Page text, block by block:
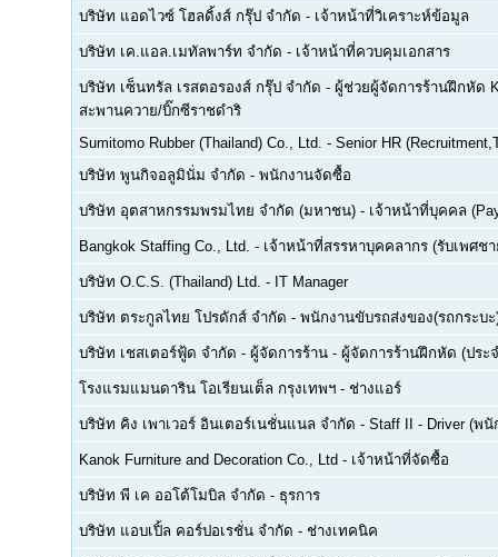
บริษัท แอดไวซ์ โฮลดิ้งส์ กรุ๊ป จำกัด - เจ้าหน้าที่วิเคราะห์ข้อมูล
บริษัท เค.แอล.เมทัลพาร์ท จำกัด - เจ้าหน้าที่ควบคุมเอกสาร
บริษัท เซ็นทรัล เรสตอรองส์ กรุ๊ป จำกัด - ผู้ช่วยผู้จัดการร้านฝึกหัด
สะพานควาย/บิ๊กซีราชดำริ
Sumitomo Rubber (Thailand) Co., Ltd. - Senior HR
บริษัท พูนกิจอลูมินั่ม จำกัด - พนักงานจัดซื้อ
บริษัท อุตสาหกรรมพรมไทย จำกัด (มหาชน) - เจ้าหน้าที่บุคคล
Bangkok Staffing Co., Ltd. - เจ้าหน้าที่สรรหาบุคคลากร (รับเพศช
บริษัท O.C.S. (Thailand) Ltd. - IT Manager
บริษัท ตระกูลไทย โปรดักส์ จำกัด - พนักงานขับรถส่งของ(รถกระบะ
บริษัท เชสเตอร์ฟู้ด จำกัด - ผู้จัดการร้าน - ผู้จัดการร้านฝึกหัด (ประ
โรงแรมแมนดาริน โอเรียนเต็ล กรุงเทพฯ - ช่างแอร์
บริษัท คิง เพาเวอร์ อินเตอร์เนชั่นแนล จำกัด - Staff II - Driver (พ
Kanok Furniture and Decoration Co., Ltd - เจ้าหน้าที่จัดซื้อ
บริษัท พี เค ออโต้โมบิล จำกัด - ธุรการ
บริษัท แอบเปิ้ล คอร์ปอเรชั่น จำกัด - ช่างเทคนิค